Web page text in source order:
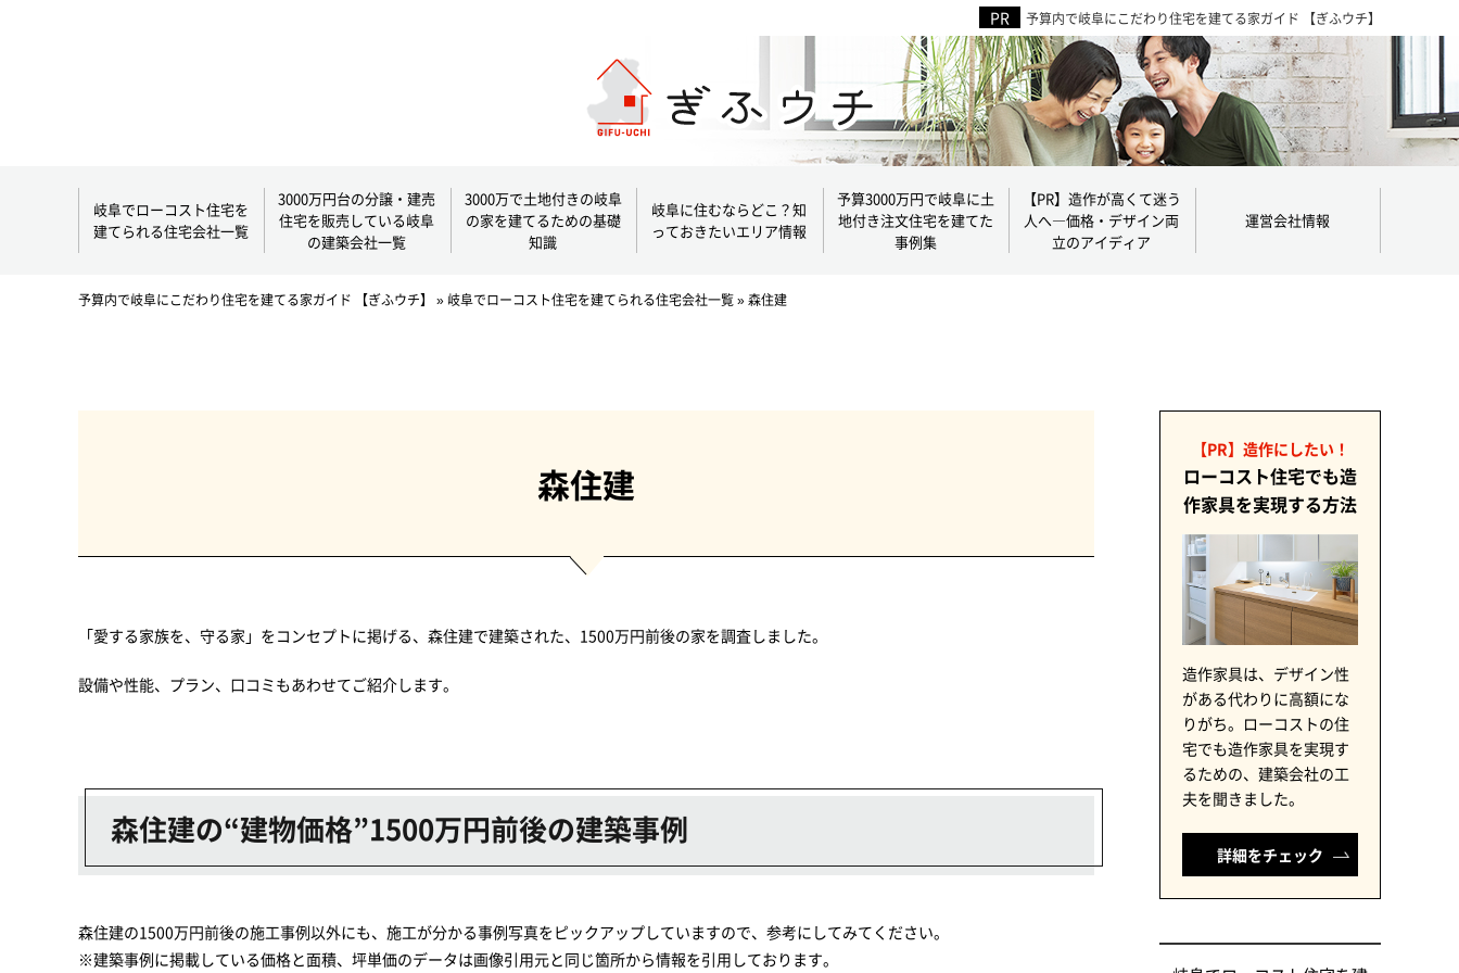
予算内で岐阜にこだわり住宅を建てる家ガイド 【ぎふウチ】
岐阜でローコスト住宅を
建てられる住宅会社一覧
3000万円台の分譲・建売
住宅を販売している岐阜
の建築会社一覧
3000万で土地付きの岐阜
の家を建てるための基礎
知識
岐阜に住むならどこ？知
っておきたいエリア情報
予算3000万円で岐阜に土
地付き注文住宅を建てた
事例集
【PR】造作が高くて迷う
人へ―価格・デザイン両
立のアイディア
運営会社情報
予算内で岐阜にこだわり住宅を建てる家ガイド 【ぎふウチ】 » 岐阜でローコスト住宅を建てられる住宅会社一覧»森住建
森住建
「愛する家族を、守る家」をコンセプトに掲げる、森住建で建築された、1500万円前後の家を調査しました。
設備や性能、プラン、口コミもあわせてご紹介します。
森住建の“建物価格”1500万円前後の建築事例
森住建の1500万円前後の施工事例以外にも、施工が分かる事例写真をピックアップしていますので、参考にしてみてください。
※建築事例に掲載している価格と面積、坪単価のデータは画像引用元と同じ箇所から情報を引用しております。
【PR】造作にしたい！
ローコスト住宅でも造
作家具を実現する方法
造作家具は、デザイン性
がある代わりに高額にな
りがち。ローコストの住
宅でも造作家具を実現す
るための、建築会社の工
夫を聞きました。
詳細をチェック